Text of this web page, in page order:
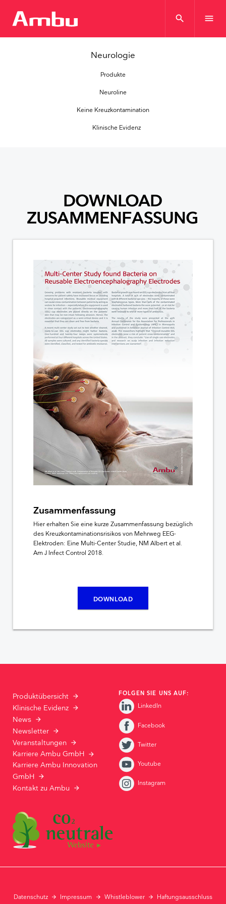
search menu
Neurologie
Produkte
Neuroline
Keine Kreuzkontamination
Klinische Evidenz
DOWNLOAD
ZUSAMMENFASSUNG
Zusammenfassung
Hier erhalten Sie eine kurze Zusammenfassung bezüglich
des Kreuzkontaminationsrisikos von Mehrweg EEG-
Elektroden: Eine Multi-Center Studie, NM Albert et al.
Am J Infect Control 2018.
DOWNLOAD
Produktübersicht
Klinische Evidenz
News
Newsletter
Veranstaltungen
Karriere Ambu GmbH
Karriere Ambu Innovation
GmbH
Kontakt zu Ambu
FOLGEN SIE UNS AUF:
LinkedIn
Facebook
Twitter
Youtube
Instagram
Datenschutz Impressum Whistleblower
Haftungsausschluss